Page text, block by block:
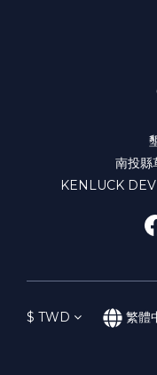
南投縣
KENLUCK
$ TWD 繁體